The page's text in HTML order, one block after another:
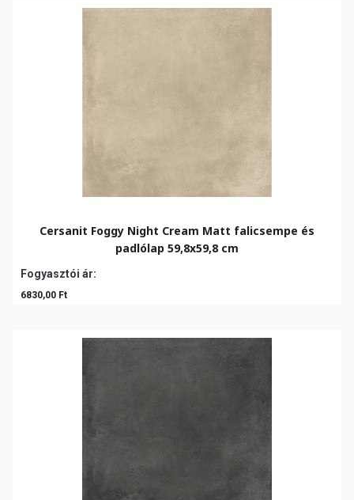
Cersanit Foggy Night Cream Matt falicsempe és
padlólap 59,8x59,8 cm
Fogyasztói ár:
6830,00 Ft